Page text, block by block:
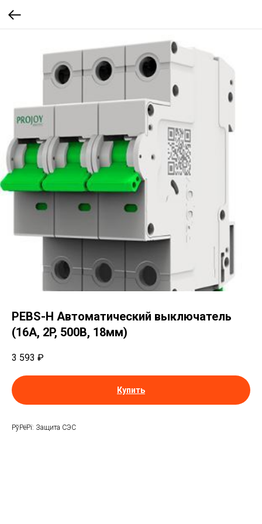
PEBS-H Автоматический выключатель
(16A, 2P, 500В, 18мм)
3 593 ₽
Купить
РўРёРї: Защита СЭС